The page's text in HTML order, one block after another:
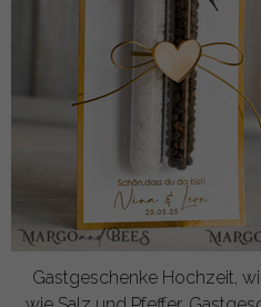
Gastgeschenke Hochzeit,